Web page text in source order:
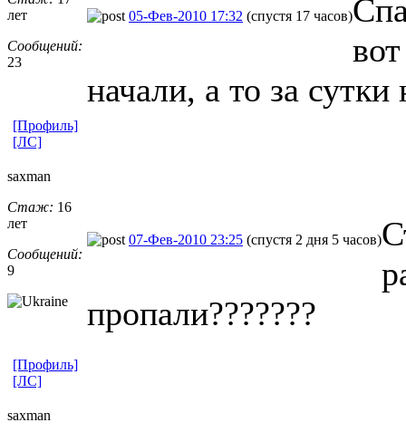
лет
Сообщений:
23
05-Фев-2010 17:32 (спустя 17 часов)
начали, а то за
[Профиль]
[ЛС]
saxman
Стаж: 16
лет
Сообщений:
9
07-Фев-2010 23:25 (спустя 2 дня 5 часов)
пропали???????
[Профиль]
[ЛС]
saxman